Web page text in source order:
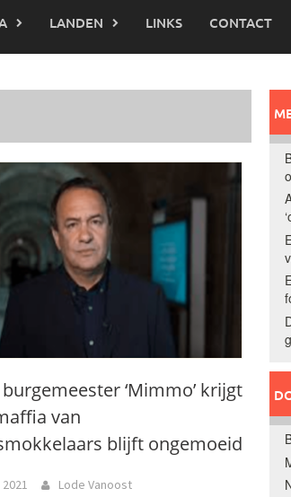
LANDEN LINKS CONTACT
‘Mimmo’ krijgt
van
blijft ongemoeid
Lode Vanoost